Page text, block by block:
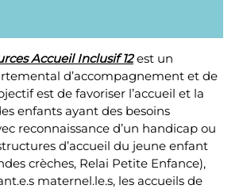
Accueil Inclusif 12est un
d’accompagnement et de
est de favoriser l’accueil et la
enfants ayant des besoins
reconnaissance d’un handicap ou
d’accueil du jeune enfant
crèches, Relai Petite Enfance),
maternel.le.s, les accueils de